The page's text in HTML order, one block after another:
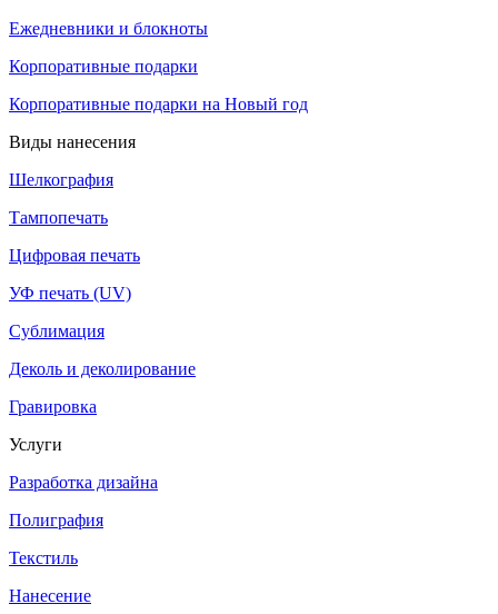
Ежедневники и блокноты
Корпоративные подарки
Корпоративные подарки на Новый год
Виды нанесения
Шелкография
Тампопечать
Цифровая печать
УФ печать (UV)
Сублимация
Деколь и деколирование
Гравировка
Услуги
Разработка дизайна
Полиграфия
Текстиль
Нанесение